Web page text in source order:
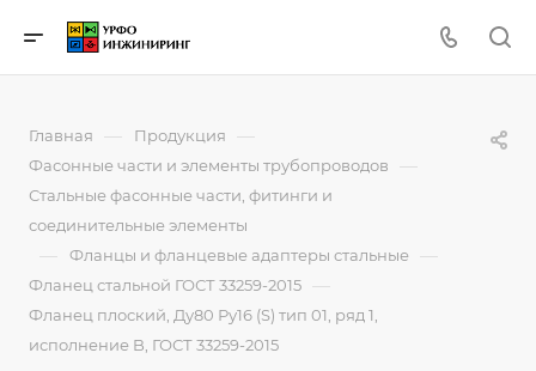
Главная — Продукция —
Фасонные части и элементы трубопроводов —
Стальные фасонные части, фитинги и
соединительные элементы
— Фланцы и фланцевые адаптеры стальные —
Фланец стальной ГОСТ 33259-2015 —
Фланец плоский, Ду80 Ру16 (S) тип 01, ряд 1,
исполнение B, ГОСТ 33259-2015